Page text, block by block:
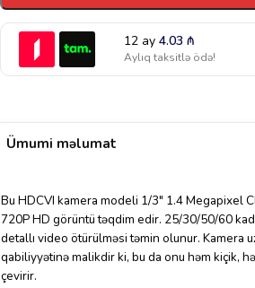
12 ay4.03₼
Aylıq taksitlə ödə!
Ümumi məlumat
Bu HDCVI kamera modeli 1/3″ 1.4 Megapixel
720P HD görüntü təqdim edir. 25/30/50/60
detallı video ötürülməsi təmin olunur. Kamera
qabiliyyətinə malikdir ki, bu da onu həm kiçik,
çevirir.